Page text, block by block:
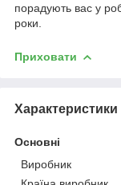
порадують вас у
роки.
Приховати
Характеристики
Основні
Виробник